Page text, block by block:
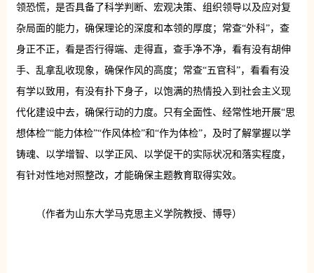
领恐慌，是否具备了科学判断、宏观决策、组织领导以及应对复
杂局面的能力，确保理论的深度和本领的厚度；常查“外科”，查
身正不正，看是否行得端、走得直，查手净不净，看有没有胡伸
手、乱拿乱收现象，确保作风的高度；常查“五官科”，看看有没
有学以致用，有没有扑下身子，以饱满的热情投入到社会主义现
代化建设中去，确保行动的力度。只有全面性、经常性地开展“思
想体检”“能力体检”“作风体检”和“作为体检”，及时了解掌握以学
铸魂、以学增智、以学正风、以学促干的实际状况和落实程度，
有针对性地对照整改，才能确保主题教育取得实效。
（作者为山东大学马克思主义学院教授、博导）